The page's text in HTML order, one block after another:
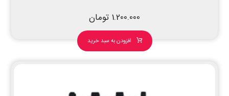
1.200.000 تومان
افزودن به سبد خرید